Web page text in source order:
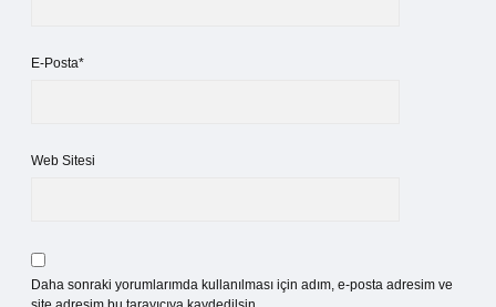
E-Posta*
Web Sitesi
Daha sonraki yorumlarımda kullanılması için adım, e-posta adresim ve